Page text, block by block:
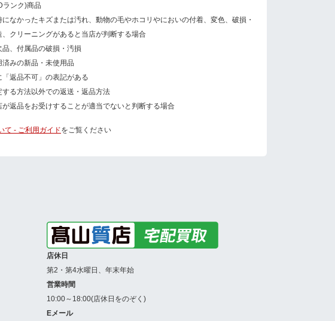
ランク)商品
になかったキズまたは汚れ、動物の毛やホコリやにおいの付着、変色、破損・
、クリーニングがあると当店が判断する場合
品、付属品の破損・汚損
済みの新品・未使用品
「返品不可」の表記がある
する方法以外での返送・返品方法
が返品をお受けすることが適当でないと判断する場合
て - ご利用ガイドをご覧ください
店休日
第2・第4水曜日、年末年始
営業時間
10:00～18:00(店休日をのぞく)
Eメール